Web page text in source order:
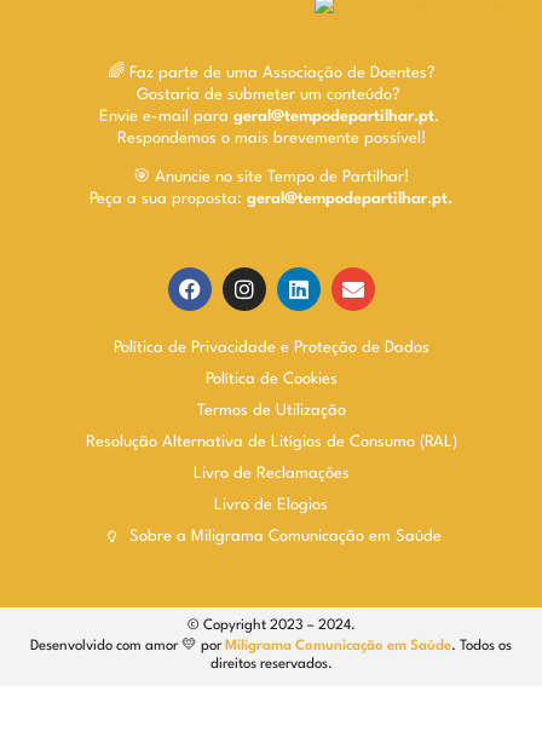
🌈 Faz parte de uma Associação de Doentes?
Gostaria de submeter um conteúdo?
Envie e-mail para geral@tempodepartilhar.pt.
Respondemos o mais brevemente possível!
🎯 Anuncie no site Tempo de Partilhar!
Peça a sua proposta: geral@tempodepartilhar.pt.
Política de Privacidade e Proteção de Dados
Política de Cookies
Termos de Utilização
Resolução Alternativa de Litígios de Consumo (RAL)
Livro de Reclamações
Livro de Elogios
Sobre a Miligrama Comunicação em Saúde
© Copyright 2023 – 2024.
Desenvolvido com amor 💛 por Miligrama Comunicação em Saúde. Todos os
direitos reservados.